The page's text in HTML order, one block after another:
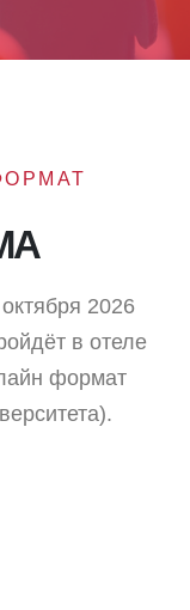
2026
в отеле
формат